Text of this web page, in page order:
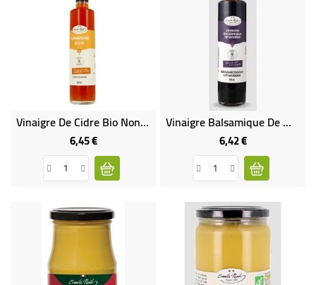
Vinaigre De Cidre Bio Non Pasteurisé
6,45 €Prix
Vinaigre Balsamique De Modène IGP Bio
6,42 €Prix